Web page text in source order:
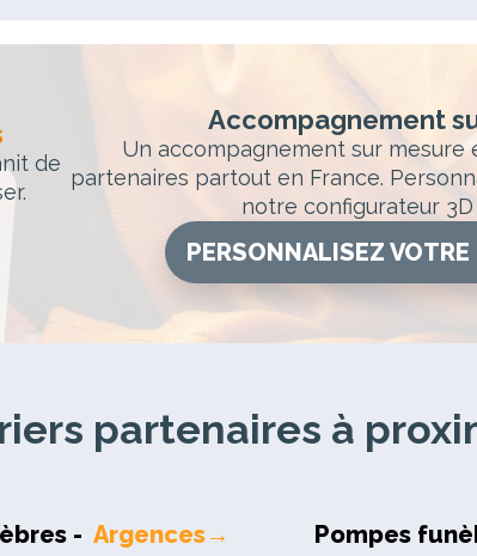
de
Accompagnement
Un accompagnement sur mesure
partenaires partout en France.
notre configurateur
PERSONNALISEZ
partenaires à
- Argences→ Pompes